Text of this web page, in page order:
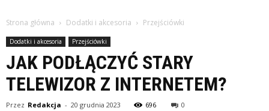
Strona główna Dodatki i akcesoria Przejściówki
Dodatki i akcesoria Przejściówki
JAK PODŁĄCZYĆ STARY
TELEWIZOR Z INTERNETEM?
Przez Redakcja - 20 grudnia 2023 696 0